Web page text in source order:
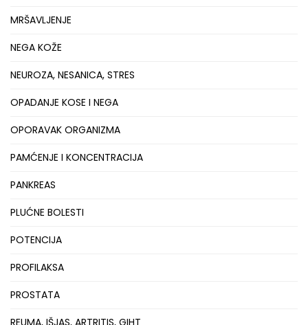
MRŠAVLJENJE
NEGA KOŽE
NEUROZA, NESANICA, STRES
OPADANJE KOSE I NEGA
OPORAVAK ORGANIZMA
PAMĆENJE I KONCENTRACIJA
PANKREAS
PLUĆNE BOLESTI
POTENCIJA
PROFILAKSA
PROSTATA
REUMA, IŠJAS, ARTRITIS, GIHT